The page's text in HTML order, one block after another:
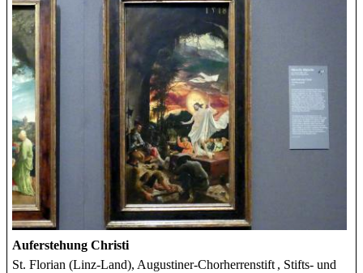
Auferstehung Christi
St. Florian (Linz-Land), Augustiner-Chorherrenstift , Stifts- und